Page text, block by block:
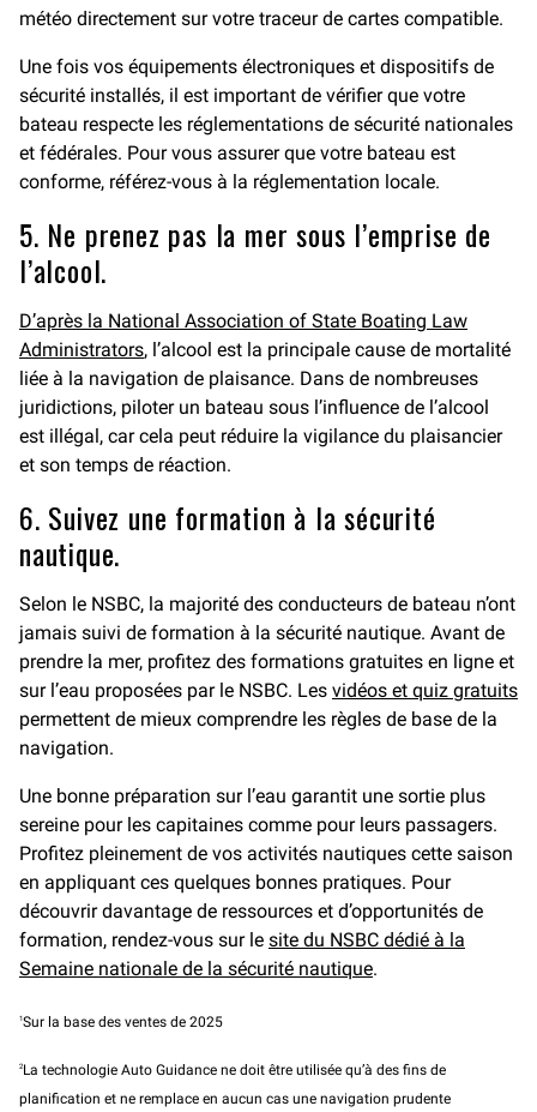
météo directement sur votre traceur de cartes compatible.
Une fois vos équipements électroniques et dispositifs de
sécurité installés, il est important de vérifier que votre
bateau respecte les réglementations de sécurité nationales
et fédérales. Pour vous assurer que votre bateau est
conforme, référez-vous à la réglementation locale.
5. Ne prenez pas la mer sous l’emprise de
l’alcool.
D’après la National Association of State Boating Law
Administrators, l’alcool est la principale cause de mortalité
liée à la navigation de plaisance. Dans de nombreuses
juridictions, piloter un bateau sous l’influence de l’alcool
est illégal, car cela peut réduire la vigilance du plaisancier
et son temps de réaction.
6. Suivez une formation à la sécurité
nautique.
Selon le NSBC, la majorité des conducteurs de bateau n’ont
jamais suivi de formation à la sécurité nautique. Avant de
prendre la mer, profitez des formations gratuites en ligne et
sur l’eau proposées par le NSBC. Les vidéos et quiz gratuits
permettent de mieux comprendre les règles de base de la
navigation.
Une bonne préparation sur l’eau garantit une sortie plus
sereine pour les capitaines comme pour leurs passagers.
Profitez pleinement de vos activités nautiques cette saison
en appliquant ces quelques bonnes pratiques. Pour
découvrir davantage de ressources et d’opportunités de
formation, rendez-vous sur le site du NSBC dédié à la
Semaine nationale de la sécurité nautique.
1Sur la base des ventes de 2025
2La technologie Auto Guidance ne doit être utilisée qu’à des fins de
planification et ne remplace en aucun cas une navigation prudente